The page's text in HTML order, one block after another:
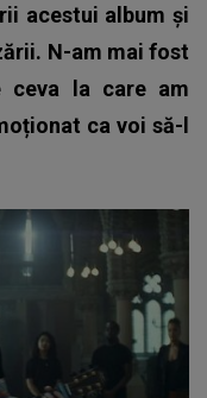
acestui album și
N-am mai fost
ceva la care am
ca voi să-l